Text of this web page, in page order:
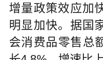
增量政策效应加
明显加快。据国
会消费品零售总